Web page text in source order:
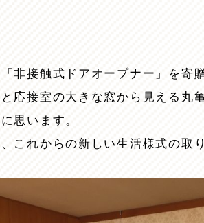
非接触式ドアオープナー」を寄
応接室の大きな窓から見える丸
思います。
これからの新しい生活様式の取